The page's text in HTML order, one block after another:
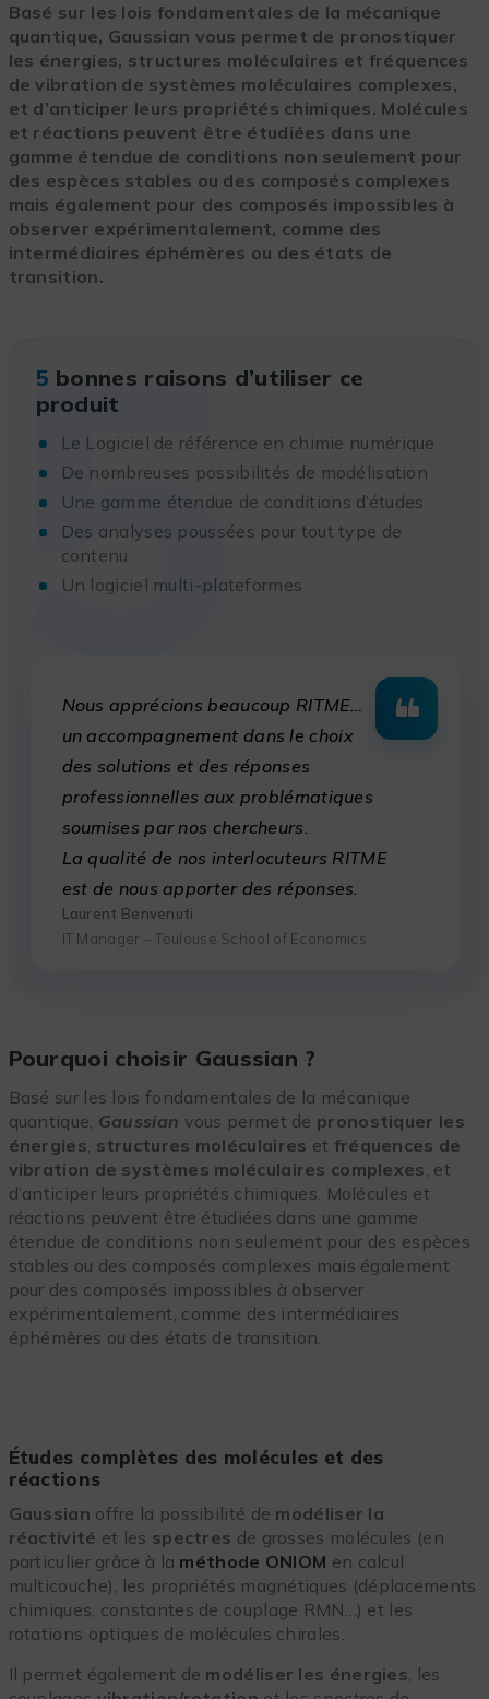
Basé sur les lois fondamentales de la mécanique
quantique, Gaussian vous permet de pronostiquer
les énergies, structures moléculaires et fréquences
de vibration de systèmes moléculaires complexes,
et d’anticiper leurs propriétés chimiques. Molécules
et réactions peuvent être étudiées dans une
gamme étendue de conditions non seulement pour
des espèces stables ou des composés complexes
mais également pour des composés impossibles à
observer expérimentalement, comme des
intermédiaires éphémères ou des états de
transition.
5 bonnes raisons d’utiliser ce
produit
Le Logiciel de référence en chimie numérique
De nombreuses possibilités de modélisation
Une gamme étendue de conditions d’études
Des analyses poussées pour tout type de
contenu
Un logiciel multi-plateformes
5
Nous apprécions beaucoup RITME…
un accompagnement dans le choix
des solutions et des réponses
professionnelles aux problématiques
soumises par nos chercheurs.
La qualité de nos interlocuteurs RITME
est de nous apporter des réponses.
Laurent Benvenuti
IT Manager – Toulouse School of Economics
Pourquoi choisir Gaussian ?
Basé sur les lois fondamentales de la mécanique
quantique, Gaussian vous permet de pronostiquer les
énergies, structures moléculaires et fréquences de
vibration de systèmes moléculaires complexes, et
d’anticiper leurs propriétés chimiques. Molécules et
réactions peuvent être étudiées dans une gamme
étendue de conditions non seulement pour des espèces
stables ou des composés complexes mais également
pour des composés impossibles à observer
expérimentalement, comme des intermédiaires
éphémères ou des états de transition.
Études complètes des molécules et des
réactions
Gaussian offre la possibilité de modéliser la
réactivité et les spectres de grosses molécules (en
particulier grâce à la méthode ONIOM en calcul
multicouche), les propriétés magnétiques (déplacements
chimiques, constantes de couplage RMN…) et les
rotations optiques de molécules chirales.
Il permet également de modéliser les énergies , les